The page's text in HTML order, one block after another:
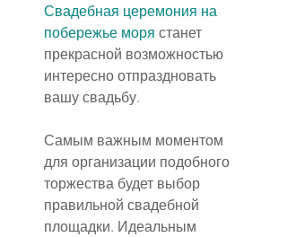
Свадебная церемония на
побережье моря станет
прекрасной возможностью
интересно отпраздновать
вашу свадьбу.
Самым важным моментом
для организации подобного
торжества будет выбор
правильной свадебной
площадки. Идеальным